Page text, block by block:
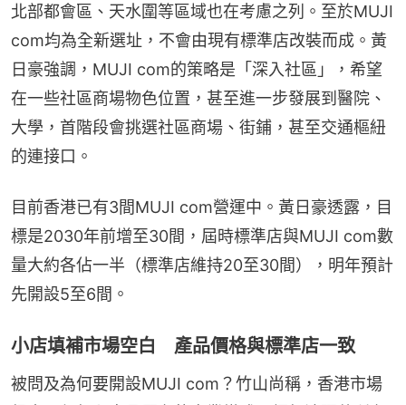
北部都會區、天水圍等區域也在考慮之列。至於MUJI
com均為全新選址，不會由現有標準店改裝而成。黃
日豪強調，MUJI com的策略是「深入社區」，希望
在一些社區商場物色位置，甚至進一步發展到醫院、
大學，首階段會挑選社區商場、街鋪，甚至交通樞紐
的連接口。
目前香港已有3間MUJI com營運中。黃日豪透露，目
標是2030年前增至30間，屆時標準店與MUJI com數
量大約各佔一半（標準店維持20至30間），明年預計
先開設5至6間。
小店填補市場空白 產品價格與標準店一致
被問及為何要開設MUJI com？竹山尚稱，香港市場